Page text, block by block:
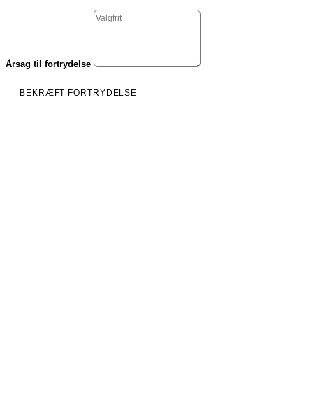
Årsag til fortrydelse
BEKRÆFT FORTRYDELSE